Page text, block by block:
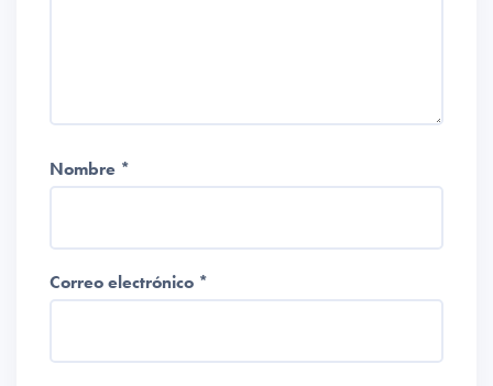
Nombre *
Correo electrónico *